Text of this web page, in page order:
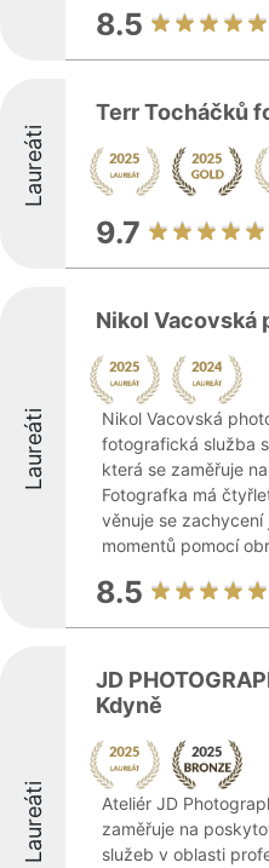
8.5
Laureáti
Terr Tocháčků
9.7
Laureáti
Nikol Vacovská
Nikol Vacovská
fotografická služba
která se zaměřuje
Fotografka má
věnuje se
momentů pomocí
8.5
Laureáti
JD
Kdyně
Ateliér JD
zaměřuje na
služeb v oblasti